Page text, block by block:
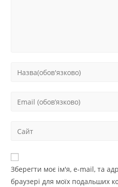
Зберегти моє ім'я, e-mail, та
браузері для моїх подальших